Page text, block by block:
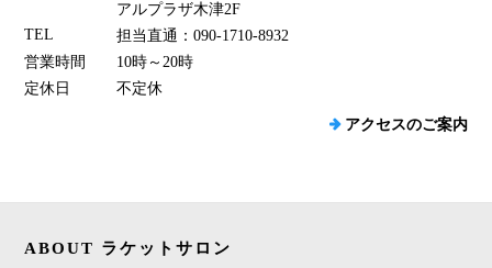
アルプラザ木津2F
TEL
担当直通：090-1710-8932
営業時間
10時～20時
定休日
不定休
アクセスのご案内
ABOUT ラケットサロン